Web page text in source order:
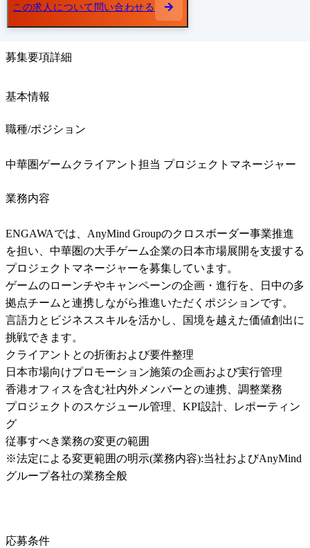
この求人について問い合わせる
募集要項詳細
基本情報
職種/ポジション
中華圏ゲームクライアント担当 プロジェクトマネージャー
業務内容
ENGAWAでは、AnyMind Groupのクロスボーダー事業推進
を担い、中華圏の大手ゲーム企業の日本市場展開を支援する
プロジェクトマネージャーを募集しています。
ゲームのローンチやキャンペーンの企画・進行を、日中の多
拠点チームと連携しながら推進いただくポジションです。
言語力とビジネススキルを活かし、国境を越えた価値創出に
挑戦できます。
クライアントとの折衝および要件整理
日本市場向けプロモーション施策の企画および実行管理
香港オフィスを含む社内外メンバーとの連携、調整業務
プロジェクトのスケジュール管理、KPI設計、レポーティン
グ
従事すべき業務の変更の範囲
※法定による変更範囲の明示(業務内容):当社およびAnyMind
グループ各社の業務全般
応募条件